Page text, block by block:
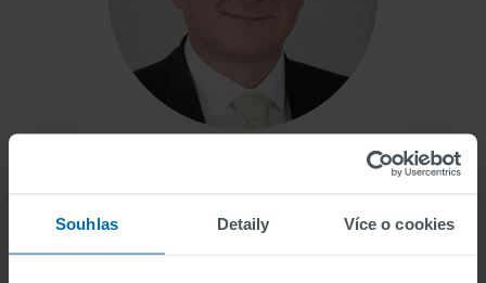
Souhlas Detaily Více o cookies
Místopředseda